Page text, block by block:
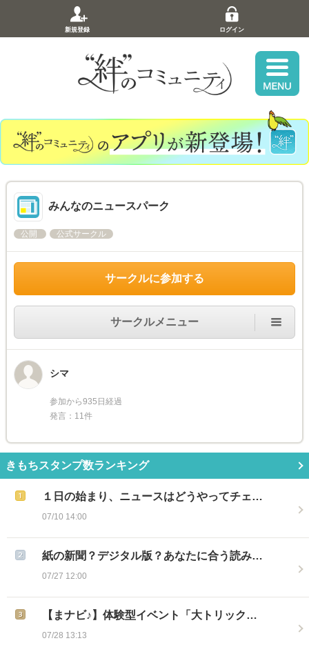
新規登録 ログイン
みんなのニュースパーク
公開 公式サークル
サークルに参加する
サークルメニュー
シマ
参加から935日経過
発言：11件
きもちスタンプ数ランキング
１日の始まり、ニュースはどうやってチェ…
07/10 14:00
紙の新聞？デジタル版？あなたに合う読み…
07/27 12:00
【まナビ♪】体験型イベント「大トリック…
07/28 13:13